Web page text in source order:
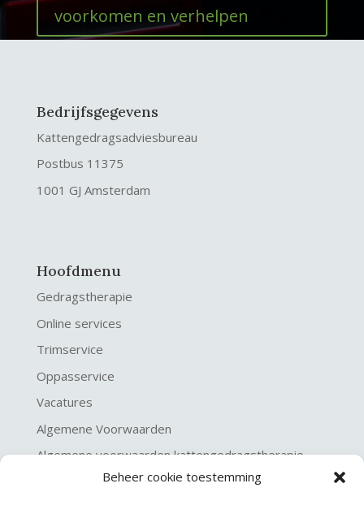
Beheer cookie toestemming
voorkomen en verhelpen
Bedrijfsgegevens
Kattengedragsadviesbureau
Postbus 11375
1001 GJ Amsterdam
Hoofdmenu
Gedragstherapie
Online services
Trimservice
Oppasservice
Vacatures
Algemene Voorwaarden
Algemene voorwaarden kattengedragstherapie
Privacy verklaring